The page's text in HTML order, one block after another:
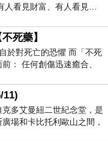
最有價值球員
得分方式」（達
分最高單節」、
名達陣球員」等
的博斯運動網，
球的超強對抗和
人看見財富、有人看見…
死藥】
於對死亡的恐懼 而「不死
： 任何創傷迅速癒合、
11)
多艾曼紐二世紀念堂，是
場和卡比托利歐山之間，
後的的第一位國